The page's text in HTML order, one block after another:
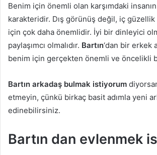
Benim için önemli olan karşımdaki
karakteridir. Dış görünüş değil, iç güzellik
için çok daha önemlidir. İyi bir dinleyici
paylaşımcı olmalıdır. Bartın‘dan bir erkek
benim için gerçekten önemli ve öncelikli
Bartın arkadaş bulmak istiyorum
etmeyin, çünkü birkaç basit adımla yeni
edinebilirsiniz.
Bartın dan evlenmek